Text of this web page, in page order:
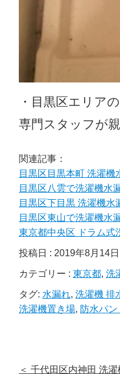
・目黒区エリア
専門スタッフが
関連記事：
目黒区目黒本町 洗濯機
目黒区八雲で洗濯機水
目黒区下目黒 洗濯機水
目黒区東山で洗濯機水
東京都中央区 ドラム式
投稿日 : 2019年8月14日
カテゴリー : 東京都, 洗
タグ: 水漏れ, 洗濯機 排
洗濯機置き場, 防水パン
＜ 千代田区内神田 洗